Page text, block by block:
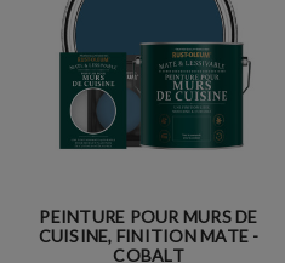
par
COMMENT
PEINDRE
MUR (Page)
propos
de
PEINTURE POUR MURS DE
CUISINE, FINITION MATE -
COBALT